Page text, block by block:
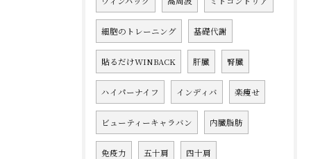
細胞のトレーニング 基礎代謝
貼るだけWINBACK 肝臓 腎臓
ハイパーナイフ インディバ 楽痩せ
ビューティーキャラバン 内臓脂肪
免疫力 五十肩 四十肩